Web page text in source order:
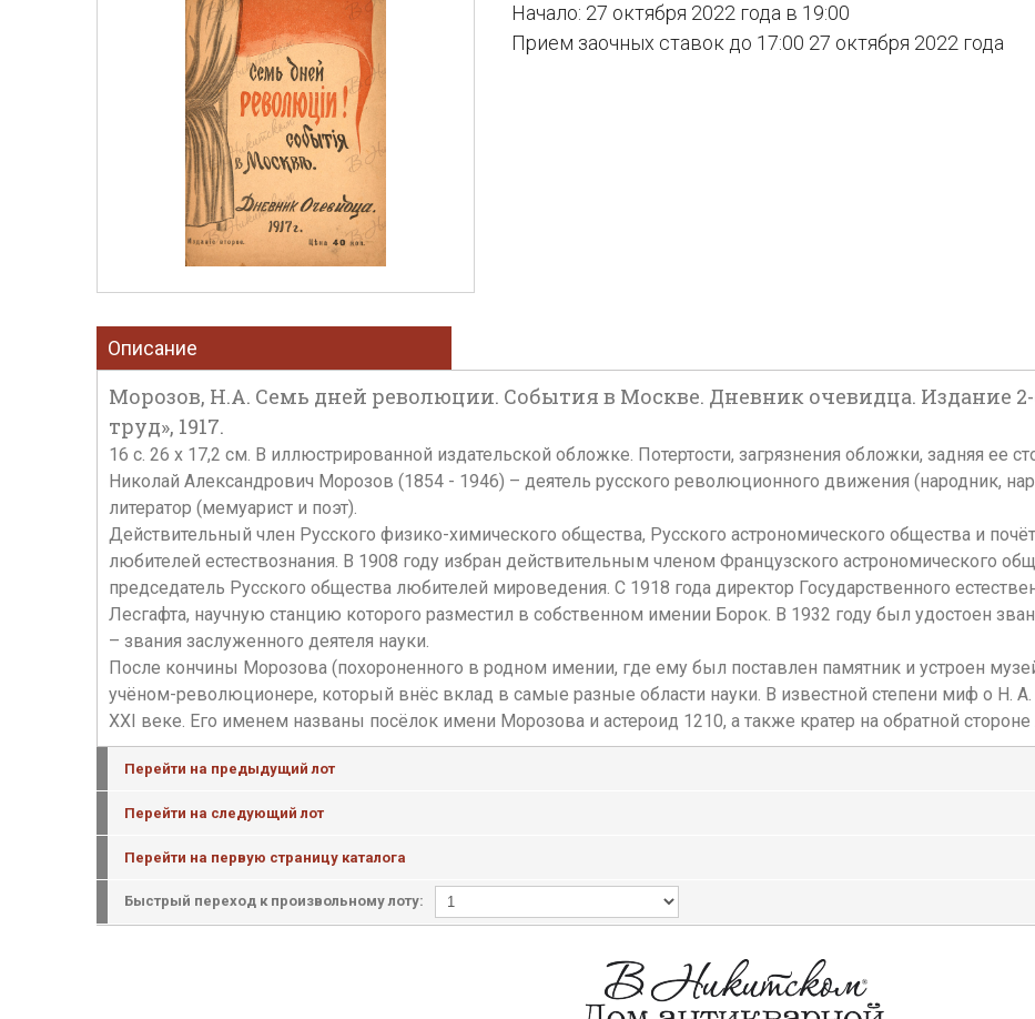
Начало: 27 октября 2022 года в 19:00
Прием заочных ставок до 17:00 27 октября 2022 года
Описание
Морозов, Н.А. Семь дней революции. События в Москве. Дневник очевидца. Издание
труд», 1917.
16 с. 26 х 17,2 см. В иллюстрированной издательской обложке. Потертости, загрязнения обложки, задняя ее
Николай Александрович Морозов (1854 - 1946) – деятель русского революционного движения (народник,
литератор (мемуарист и поэт).
Действительный член Русского физико-химического общества, Русского астрономического общества и
любителей естествознания. В 1908 году избран действительным членом Французского астрономического
председатель Русского общества любителей мироведения. C 1918 года директор Государственного
Лесгафта, научную станцию которого разместил в собственном имении Борок. В 1932 году был удостоен
– звания заслуженного деятеля науки.
После кончины Морозова (похороненного в родном имении, где ему был поставлен памятник и устроен
учёном-революционере, который внёс вклад в самые разные области науки. В известной степени миф о Н.
XXI веке. Его именем названы посёлок имени Морозова и астероид 1210, а также кратер на обратной
Перейти на предыдущий лот
Перейти на следующий лот
Перейти на первую страницу каталога
Быстрый переход к произвольному лоту: